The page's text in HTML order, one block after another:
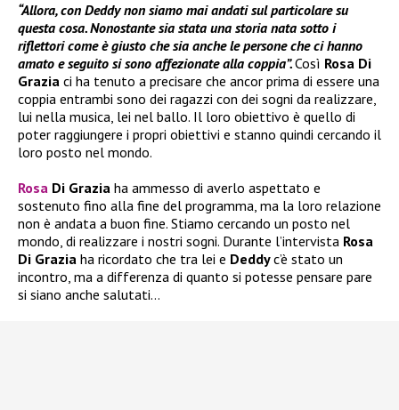
“Allora, con Deddy non siamo mai andati sul particolare su
questa cosa. Nonostante sia stata una storia nata sotto i
riflettori come è giusto che sia anche le persone che ci hanno
amato e seguito si sono affezionate alla coppia”.Così Rosa Di
Grazia ci ha tenuto a precisare che ancor prima di essere una
coppia entrambi sono dei ragazzi con dei sogni da realizzare,
lui nella musica, lei nel ballo. Il loro obiettivo è quello di
poter raggiungere i propri obiettivi e stanno quindi cercando il
loro posto nel mondo.
Rosa Di Grazia ha ammesso di averlo aspettato e
sostenuto fino alla fine del programma, ma la loro relazione
non è andata a buon fine. Stiamo cercando un posto nel
mondo, di realizzare i nostri sogni. Durante l’intervista Rosa
Di Grazia ha ricordato che tra lei e Deddyc’è stato un
incontro, ma a differenza di quanto si potesse pensare pare
si siano anche salutati…